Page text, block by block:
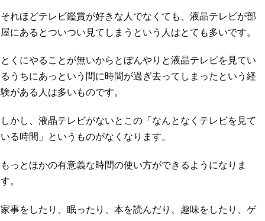
それほどテレビ鑑賞が好きな人でなくても、液晶テレビが部
屋にあるとついつい見てしまうという人はとても多いです。
とくにやることが無いからとぼんやりと液晶テレビを見てい
るうちにあっという間に時間が過ぎ去ってしまったという経
験がある人は多いものです。
しかし、液晶テレビがないとこの「なんとなくテレビを見て
いる時間」というものがなくなります。
もっとほかの有意義な時間の使い方ができるようになりま
す。
家事をしたり、眠ったり、本を読んだり、趣味をしたり、ゲ